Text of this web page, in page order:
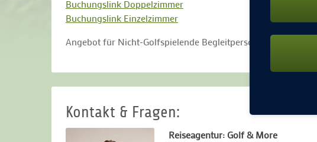
Buchungslink Doppelzimmer
Buchungslink Einzelzimmer
Angebot für Nicht-Golfspielende Begleitpersonen auf Anfrage.
Kontakt & Fragen:
Reiseagentur: Golf & More